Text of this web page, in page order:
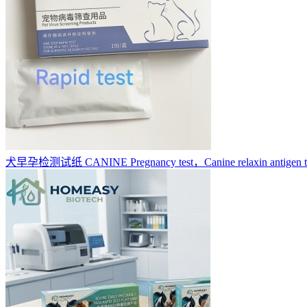
犬早孕检测试纸 CANINE Pregnancy test，Canine relaxin antigen